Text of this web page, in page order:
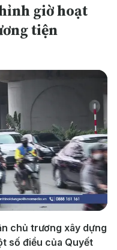
giờ hoạt
tiện
chủ trương xây dựng
số điều của Quyết